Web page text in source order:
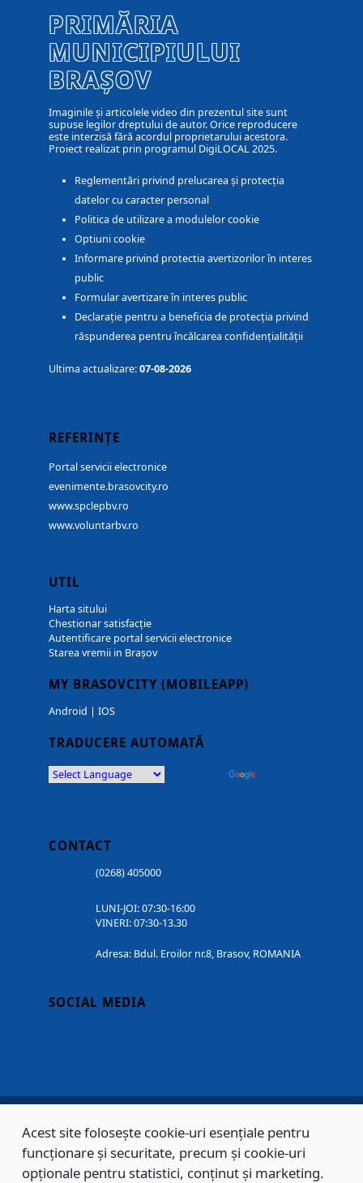
PRIMĂRIA
MUNICIPIULUI
BRAȘOV
Imaginile și articolele video din prezentul site sunt
supuse legilor dreptului de autor. Orice reproducere
este interzisă fără acordul proprietarului acestora.
Proiect realizat prin programul DigiLOCAL 2025.
Reglementări privind prelucarea și protecția
datelor cu caracter personal
Politica de utilizare a modulelor cookie
Optiuni cookie
Informare privind protectia avertizorilor în interes
public
Formular avertizare în interes public
Declarație pentru a beneficia de protecția privind
răspunderea pentru încălcarea confidențialității
Ultima actualizare:07-08-2026
REFERINȚE
Portal servicii electronice
evenimente.brasovcity.ro
www.spclepbv.ro
www.voluntarbv.ro
UTIL
Harta sitului
Chestionar satisfacție
Autentificare portal servicii electronice
Starea vremii in Brașov
MY BRASOVCITY (MOBILEAPP)
Android | IOS
TRADUCERE AUTOMATĂ
CONTACT
(0268) 405000
LUNI-JOI: 07:30-16:00
VINERI: 07:30-13.30
Adresa: Bdul. Eroilor nr.8, Brasov, ROMANIA
SOCIAL MEDIA
Copyright © 2002 - 2026 - PRIMĂRIA MUNICIPIULUI BRAȘOV, toate drepturile
rezervate.
Acest site folosește cookie-uri esențiale pentru
funcționare și securitate, precum și cookie-uri
opționale pentru statistici, conținut și marketing.